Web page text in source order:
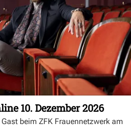
10. Dezember 2026
beim ZFK Frauennetzwerk am